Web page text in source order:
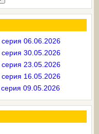
серия 06.06.2026
серия 30.05.2026
серия 23.05.2026
серия 16.05.2026
серия 09.05.2026